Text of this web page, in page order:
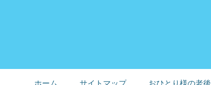
ホーム サイトマップ おひとり様の老後